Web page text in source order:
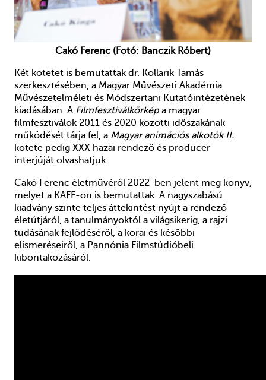
Cakó Ferenc (Fotó: Banczik Róbert)
Két kötetet is bemutattak dr. Kollarik Tamás
szerkesztésében, a Magyar Művészeti Akadémia
Művészetelméleti és Módszertani Kutatóintézetének
kiadásában. A Filmfesztiválkörképa magyar
filmfesztiválok 2011 és 2020 közötti időszakának
működését tárja fel, a Magyar animációs alkotók II.
kötete pedig XXX hazai rendező és producer
interjúját olvashatjuk.
Cakó Ferenc életművéről 2022-ben jelent meg könyv,
melyet a KAFF-on is bemutattak. A nagyszabású
kiadvány szinte teljes áttekintést nyújt a rendező
életútjáról, a tanulmányoktól a világsikerig, a rajzi
tudásának fejlődéséről, a korai és későbbi
elismeréseiről, a Pannónia Filmstúdióbeli
kibontakozásáról.